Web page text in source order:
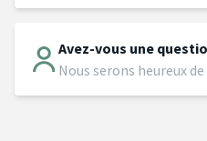
Avez-vous une
Nous serons heureux